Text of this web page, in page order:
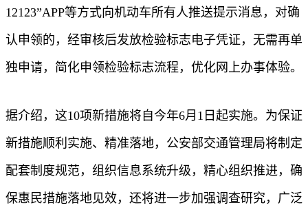
12123”APP等方式向机动车所有人推送提示消息，对确
认申领的，经审核后发放检验标志电子凭证，无需再单
独申请，简化申领检验标志流程，优化网上办事体验。
据介绍，这10项新措施将自今年6月1日起实施。为保证
新措施顺利实施、精准落地，公安部交通管理局将制定
配套制度规范，组织信息系统升级，精心组织推进，确
保惠民措施落地见效，还将进一步加强调查研究，广泛